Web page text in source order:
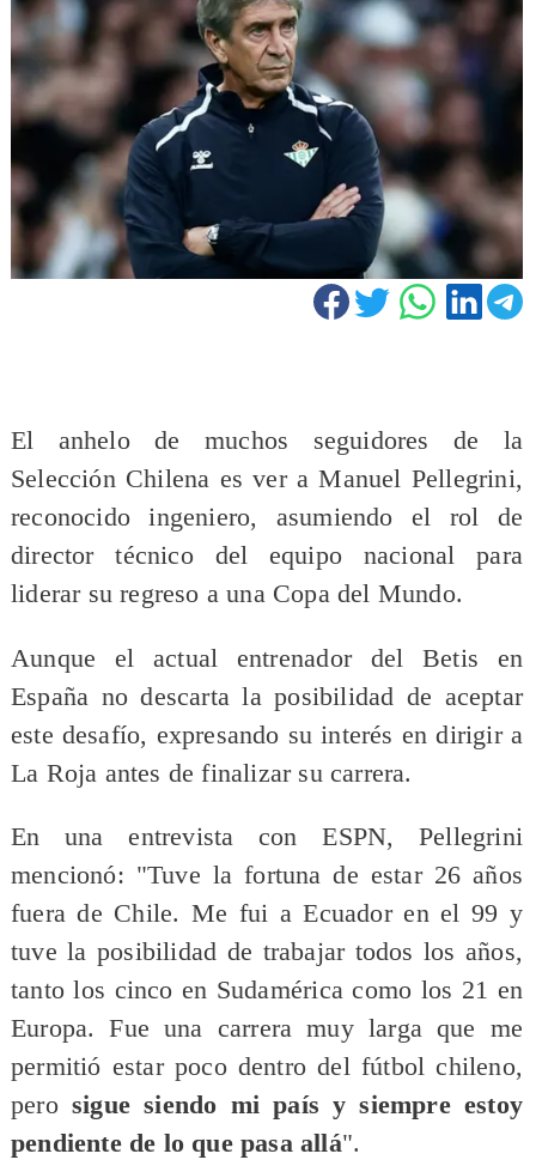
El anhelo de muchos seguidores de la
Selección Chilena es ver a Manuel Pellegrini,
reconocido ingeniero, asumiendo el rol de
director técnico del equipo nacional para
liderar su regreso a una Copa del Mundo.
Aunque el actual entrenador del Betis en
España no descarta la posibilidad de aceptar
este desafío, expresando su interés en dirigir a
La Roja antes de finalizar su carrera.
En una entrevista con ESPN, Pellegrini
mencionó: "Tuve la fortuna de estar 26 años
fuera de Chile. Me fui a Ecuador en el 99 y
tuve la posibilidad de trabajar todos los años,
tanto los cinco en Sudamérica como los 21 en
Europa. Fue una carrera muy larga que me
permitió estar poco dentro del fútbol chileno,
pero sigue siendo mi país y siempre estoy
pendiente de lo que pasa allá".